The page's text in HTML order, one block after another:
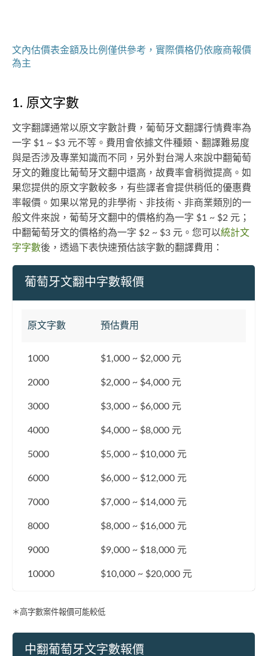
文內估價表金額及比例僅供參考，實際價格仍依廠商報價
為主
1. 原文字數
文字翻譯通常以原文字數計費，葡萄牙文翻譯行情費率為
一字 $1 ~ $3 元不等。費用會依據文件種類、翻譯難易度
與是否涉及專業知識而不同，另外對台灣人來說中翻葡萄
牙文的難度比葡萄牙文翻中還高，故費率會稍微提高。如
果您提供的原文字數較多，有些譯者會提供稍低的優惠費
率報價。如果以常見的非學術、非技術、非商業類別的一
般文件來說，葡萄牙文翻中的價格約為一字 $1 ~ $2 元；
中翻葡萄牙文的價格約為一字 $2 ~ $3 元。您可以統計文
字字數後，透過下表快速預估該字數的翻譯費用：
葡萄牙文翻中字數報價
原文字數 預估費用
1000 $1,000 ~ $2,000 元
2000 $2,000 ~ $4,000 元
3000 $3,000 ~ $6,000 元
4000 $4,000 ~ $8,000 元
5000 $5,000 ~ $10,000 元
6000 $6,000 ~ $12,000 元
7000 $7,000 ~ $14,000 元
8000 $8,000 ~ $16,000 元
9000 $9,000 ~ $18,000 元
10000 $10,000 ~ $20,000 元
＊高字數案件報價可能較低
中翻葡萄牙文字數報價